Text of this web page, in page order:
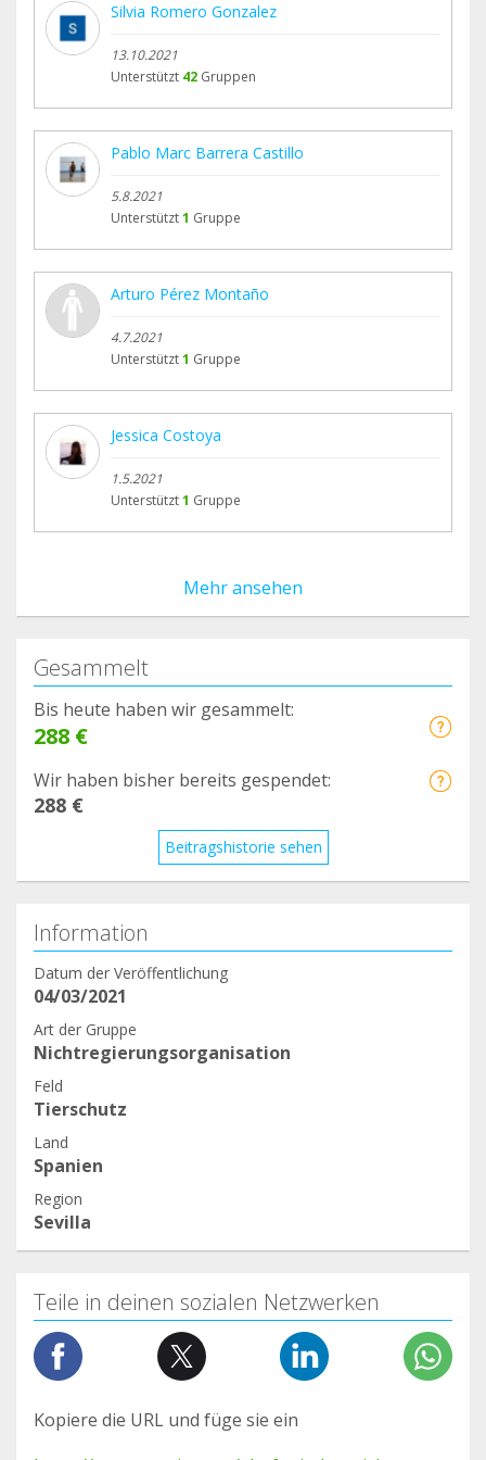
Silvia Romero Gonzalez
13.10.2021
Unterstützt 42 Gruppen
Pablo Marc Barrera Castillo
5.8.2021
Unterstützt1 Gruppe
Arturo Pérez Montaño
4.7.2021
Unterstützt1 Gruppe
Jessica Costoya
1.5.2021
Unterstützt1 Gruppe
Mehr ansehen
Gesammelt
Bis heute haben wir gesammelt:
288 €
Wir haben bisher bereits gespendet:
288 €
Beitragshistorie sehen
Information
Datum der Veröffentlichung
04/03/2021
Art der Gruppe
Nichtregierungsorganisation
Feld
Tierschutz
Land
Spanien
Region
Sevilla
Teile in deinen sozialen Netzwerken
Kopiere die URL und füge sie ein